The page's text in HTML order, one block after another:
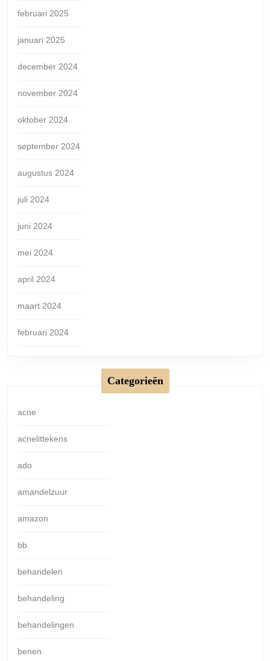
februari 2025
januari 2025
december 2024
november 2024
oktober 2024
september 2024
augustus 2024
juli 2024
juni 2024
mei 2024
april 2024
maart 2024
februari 2024
Categorieën
acne
acnelittekens
ado
amandelzuur
amazon
bb
behandelen
behandeling
behandelingen
benen